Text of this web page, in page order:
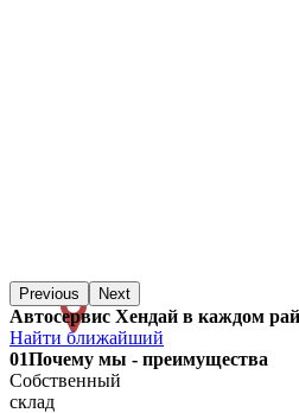
Previous Next
Автосервис Хендай в каждом
Найти ближайший
01Почему мы - преимущества
Собственный
склад